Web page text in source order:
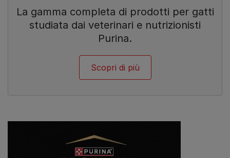
La gamma completa di prodotti per gatti
studiata dai veterinari e nutrizionisti
Purina.
Scopri di più